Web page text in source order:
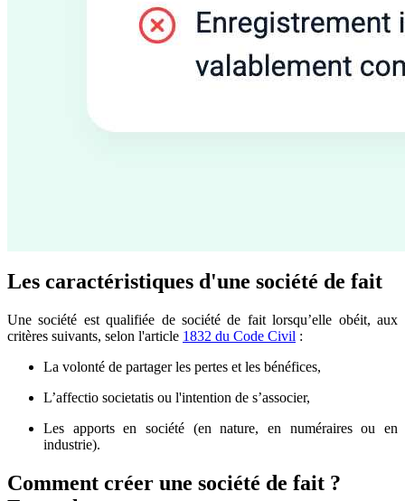
Les caractéristiques d'une société de fait
Une société est qualifiée de société de fait lorsqu’elle obéit, aux
critères suivants, selon l'article 1832 du Code Civil :
La volonté de partager les pertes et les bénéfices,
L’affectio societatis ou l'intention de s’associer,
Les apports en société (en nature, en numéraires ou en
industrie).
Comment créer une société de fait ?